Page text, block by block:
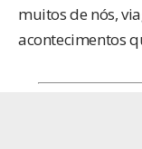
muitos de nós,
acontecimentos